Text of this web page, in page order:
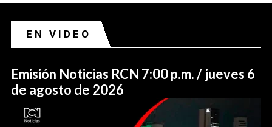
EN VIDEO
Emisión Noticias RCN 7:00 p.m. / jueves 6
de agosto de 2026